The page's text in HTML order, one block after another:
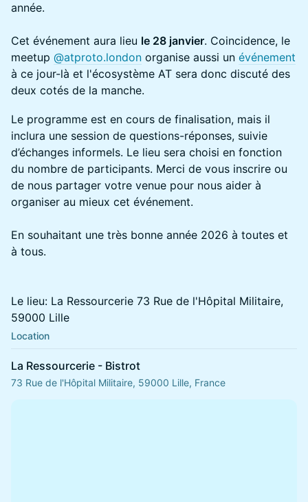
année.
Cet événement aura lieu le 28 janvier. Coincidence, le
meetup @atproto.london organise aussi un événement
à ce jour-là et l'écosystème AT sera donc discuté des
deux cotés de la manche.
Le programme est en cours de finalisation, mais il
inclura une session de questions-réponses, suivie
d’échanges informels. Le lieu sera choisi en fonction
du nombre de participants. Merci de vous inscrire ou
de nous partager votre venue pour nous aider à
organiser au mieux cet événement.
En souhaitant une très bonne année 2026 à toutes et
à tous.
Le lieu: La Ressourcerie 73 Rue de l'Hôpital Militaire,
59000 Lille
Location
La Ressourcerie - Bistrot
73 Rue de l'Hôpital Militaire, 59000 Lille, France